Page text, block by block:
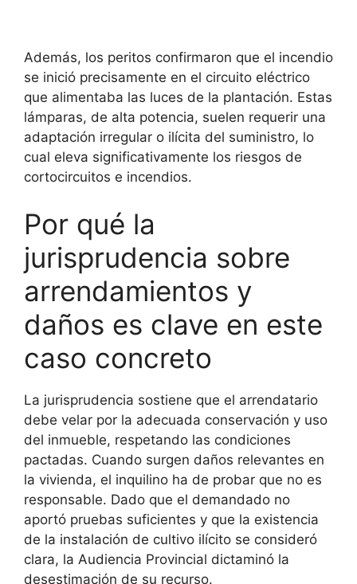
Además, los peritos confirmaron que el incendio
se inició precisamente en el circuito eléctrico
que alimentaba las luces de la plantación. Estas
lámparas, de alta potencia, suelen requerir una
adaptación irregular o ilícita del suministro, lo
cual eleva significativamente los riesgos de
cortocircuitos e incendios.
Por qué la
jurisprudencia sobre
arrendamientos y
daños es clave en este
caso concreto
La jurisprudencia sostiene que el arrendatario
debe velar por la adecuada conservación y uso
del inmueble, respetando las condiciones
pactadas. Cuando surgen daños relevantes en
la vivienda, el inquilino ha de probar que no es
responsable. Dado que el demandado no
aportó pruebas suficientes y que la existencia
de la instalación de cultivo ilícito se consideró
clara, la Audiencia Provincial dictaminó la
desestimación de su recurso.